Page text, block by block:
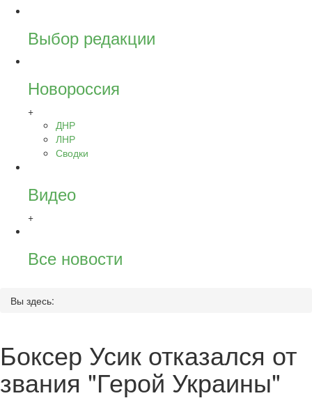
Выбор редакции
Новороссия
+
ДНР
ЛНР
Сводки
Видео
+
Все новости
Вы здесь:
Боксер Усик отказался от
звания "Герой Украины"